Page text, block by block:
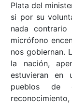
Plata del
si por su
nada
micrófono
nos gobiernan.
la nación,
estuvieran en
pueblos de